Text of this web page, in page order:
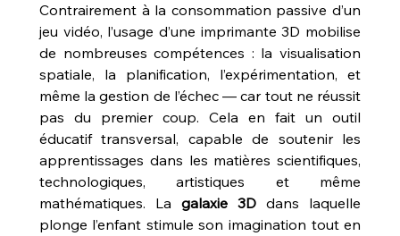
Contrairement à la consommation passive d’un
jeu vidéo, l’usage d’une imprimante 3D mobilise
de nombreuses compétences : la visualisation
spatiale, la planification, l’expérimentation, et
même la gestion de l’échec — car tout ne réussit
pas du premier coup. Cela en fait un outil
éducatif transversal, capable de soutenir les
apprentissages dans les matières scientifiques,
technologiques, artistiques et même
mathématiques. La galaxie 3D dans laquelle
plonge l’enfant stimule son imagination tout en